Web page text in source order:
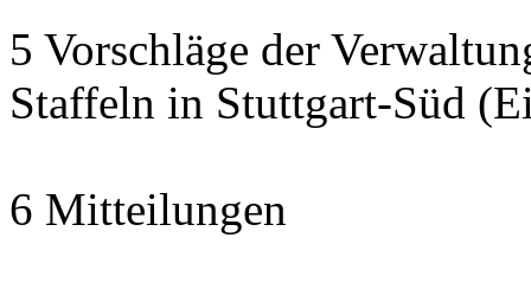
5 Vorschläge der
Staffeln in Stuttgart-Süd
6 Mitteilungen